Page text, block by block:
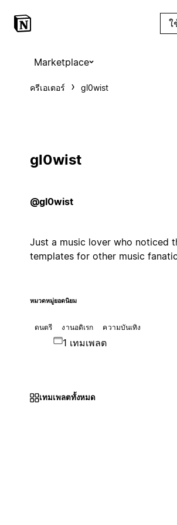
ใ
Marketplace
ครีเอเตอร์ gl0wist
gl0wist
@gl0wist
Just a music lover who noticed
templates for other music
หมวดหมู่ยอดนิยม
ดนตรี งานอดิเรก ความบันเทิง
1 เทมเพลต
เทมเพลตทั้งหมด